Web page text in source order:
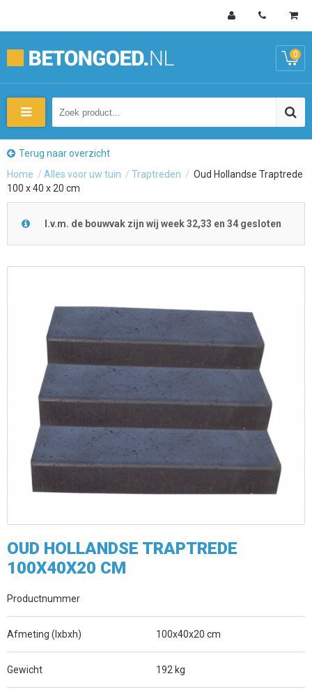
0
Terug naar overzicht
Home / Alles voor uw tuin / Traptreden / Oud Hollandse Traptrede
100 x 40 x 20 cm
I.v.m. de bouwvak zijn wij week 32,33 en 34 gesloten
OUD HOLLANDSE TRAPTREDE
100X40X20 CM
Productnummer
Afmeting (lxbxh) 100x40x20 cm
Gewicht 192 kg